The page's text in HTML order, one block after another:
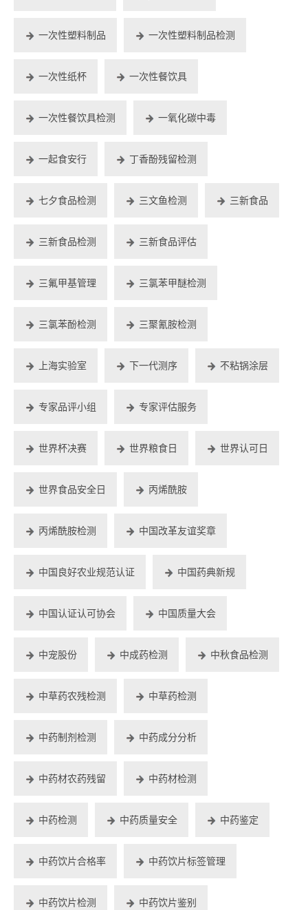
一次性塑料制品 一次性塑料制品检测
一次性纸杯 一次性餐饮具
一次性餐饮具检测 一氧化碳中毒
一起食安行 丁香酚残留检测
七夕食品检测 三文鱼检测 三新食品
三新食品检测 三新食品评估
三氟甲基管理 三氯苯甲醚检测
三氯苯酚检测 三聚氰胺检测
上海实验室 下一代测序 不粘锅涂层
专家品评小组 专家评估服务
世界杯决赛 世界粮食日 世界认可日
世界食品安全日 丙烯酰胺
丙烯酰胺检测 中国改革友谊奖章
中国良好农业规范认证 中国药典新规
中国认证认可协会 中国质量大会
中宠股份 中成药检测 中秋食品检测
中草药农残检测 中草药检测
中药制剂检测 中药成分分析
中药材农药残留 中药材检测
中药检测 中药质量安全 中药鉴定
中药饮片合格率 中药饮片标签管理
中药饮片检测 中药饮片鉴别